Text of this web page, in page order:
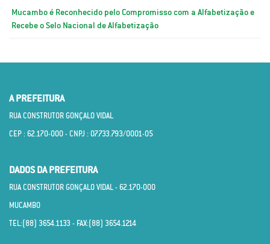
Mucambo é Reconhecido pelo Compromisso com a Alfabetização e
Recebe o Selo Nacional de Alfabetização
A PREFEITURA
RUA CONSTRUTOR GONÇALO VIDAL
CEP : 62.170­-000 - CNPJ : 07.733.793/0001­-05
DADOS DA PREFEITURA
RUA CONSTRUTOR GONÇALO VIDAL - 62.170­-000
MUCAMBO
TEL:(88) 3654.1133 - FAX:(88) 3654.1214